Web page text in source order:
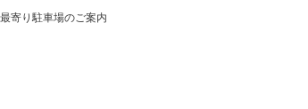
寄り駐車場のご案内